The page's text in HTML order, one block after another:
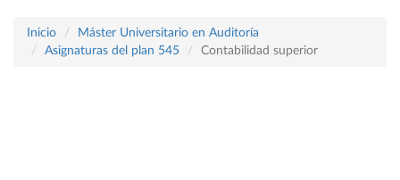
Inicio
Máster Universitario en Auditoría
Asignaturas del plan 545
Contabilidad superior